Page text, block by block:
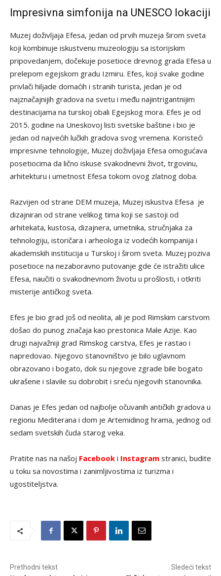
Impresivna simfonija na UNESCO lokaciji
Muzej doživljaja Efesa, jedan od prvih muzeja širom sveta
koji kombinuje iskustvenu muzeologiju sa istorijskim
pripovedanjem, dočekuje posetioce drevnog grada Efesa u
prelepom egejskom gradu Izmiru. Efes, koji svake godine
privlači hiljade domaćih i stranih turista, jedan je od
najznačajnijih gradova na svetu i među najintrigantnijim
destinacijama na turskoj obali Egejskog mora. Efes je od
2015. godine na Uneskovoj listi svetske baštine i bio je
jedan od najvećih lučkih gradova svog vremena. Koristeći
impresivne tehnologije, Muzej doživljaja Efesa omogućava
posetiocima da lično iskuse svakodnevni život, trgovinu,
arhitekturu i umetnost Efesa tokom ovog zlatnog doba.
Razvijen od strane DEM muzeja, Muzej iskustva Efesa je
dizajniran od strane velikog tima koji se sastoji od
arhitekata, kustosa, dizajnera, umetnika, stručnjaka za
tehnologiju, istoričara i arheologa iz vodećih kompanija i
akademskih institucija u Turskoj i širom sveta. Muzej poziva
posetioce na nezaboravno putovanje gde će istražiti ulice
Efesa, naučiti o svakodnevnom životu u prošlosti, i otkriti
misterije antičkog sveta.
Efes je bio grad još od neolita, ali je pod Rimskim carstvom
došao do punog značaja kao prestonica Male Azije. Kao
drugi najvažniji grad Rimskog carstva, Efes je rastao i
napredovao. Njegovo stanovništvo je bilo uglavnom
obrazovano i bogato, dok su njegove zgrade bile bogato
ukrašene i slavile su dobrobit i sreću njegovih stanovnika.
Danas je Efes jedan od najbolje očuvanih antičkih gradova u
regionu Mediterana i dom je Artemidinog hrama, jednog od
sedam svetskih čuda starog veka.
Pratite nas na našoj Facebook i Instagram stranici, budite
u toku sa novostima i zanimljivostima iz turizma i
ugostiteljstva.
Prethodni tekst Sledeći tekst